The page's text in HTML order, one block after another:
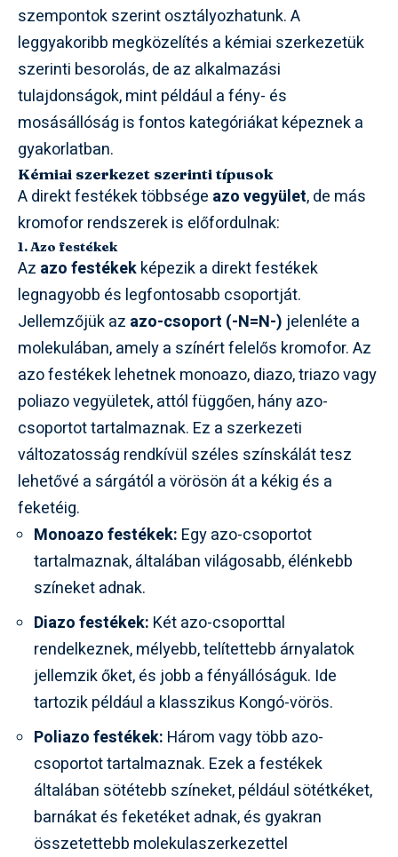
szempontok szerint osztályozhatunk. A
leggyakoribb megközelítés a kémiai szerkezetük
szerinti besorolás, de az alkalmazási
tulajdonságok, mint például a fény- és
mosásállóság is fontos kategóriákat képeznek a
gyakorlatban.
Kémiai szerkezet szerinti típusok
A direkt festékek többsége azo vegyület, de más
kromofor rendszerek is előfordulnak:
1. Azo festékek
Az azo festékekképezik a direkt festékek
legnagyobb és legfontosabb csoportját.
Jellemzőjük az azo-csoport (-N=N-) jelenléte a
molekulában, amely a színért felelős kromofor. Az
azo festékek lehetnek monoazo, diazo, triazo vagy
poliazo vegyületek, attól függően, hány azo-
csoportot tartalmaznak. Ez a szerkezeti
változatosság rendkívül széles színskálát tesz
lehetővé a sárgától a vörösön át a kékig és a
feketéig.
Monoazo festékek: Egy azo-csoportot
tartalmaznak, általában világosabb, élénkebb
színeket adnak.
Diazo festékek: Két azo-csoporttal
rendelkeznek, mélyebb, telítettebb árnyalatok
jellemzik őket, és jobb a fényállóságuk. Ide
tartozik például a klasszikus Kongó-vörös.
Poliazo festékek: Három vagy több azo-
csoportot tartalmaznak. Ezek a festékek
általában sötétebb színeket, például sötétkéket,
barnákat és feketéket adnak, és gyakran
összetettebb molekulaszerkezettel